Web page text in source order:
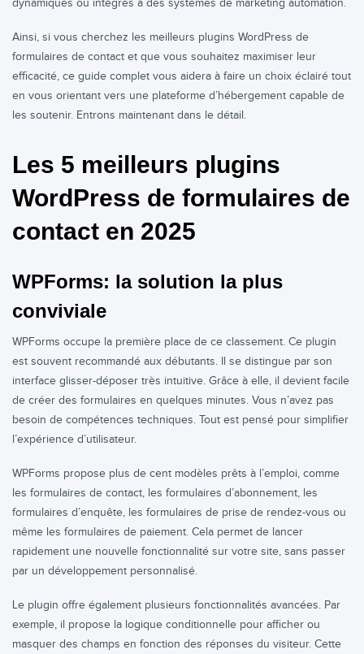
dynamiques ou intégrés à des systèmes de marketing automation.
Ainsi, si vous cherchez les meilleurs plugins WordPress de
formulaires de contact et que vous souhaitez maximiser leur
efficacité, ce guide complet vous aidera à faire un choix éclairé tout
en vous orientant vers une plateforme d’hébergement capable de
les soutenir. Entrons maintenant dans le détail.
Les 5 meilleurs plugins
WordPress de formulaires de
contact en 2025
WPForms: la solution la plus
conviviale
WPForms occupe la première place de ce classement. Ce plugin
est souvent recommandé aux débutants. Il se distingue par son
interface glisser-déposer très intuitive. Grâce à elle, il devient facile
de créer des formulaires en quelques minutes. Vous n’avez pas
besoin de compétences techniques. Tout est pensé pour simplifier
l’expérience d’utilisateur.
WPForms propose plus de cent modèles prêts à l’emploi, comme
les formulaires de contact, les formulaires d’abonnement, les
formulaires d’enquête, les formulaires de prise de rendez-vous ou
même les formulaires de paiement. Cela permet de lancer
rapidement une nouvelle fonctionnalité sur votre site, sans passer
par un développement personnalisé.
Le plugin offre également plusieurs fonctionnalités avancées. Par
exemple, il propose la logique conditionnelle pour afficher ou
masquer des champs en fonction des réponses du visiteur. Cette